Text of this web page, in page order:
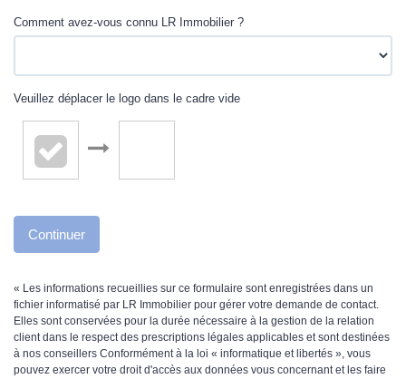
Comment avez-vous connu LR Immobilier ?
Veuillez déplacer le logo dans le cadre vide
Continuer
« Les informations recueillies sur ce formulaire sont enregistrées dans un
fichier informatisé par LR Immobilier pour gérer votre demande de contact.
Elles sont conservées pour la durée nécessaire à la gestion de la relation
client dans le respect des prescriptions légales applicables et sont destinées
à nos conseillers Conformément à la loi « informatique et libertés », vous
pouvez exercer votre droit d'accès aux données vous concernant et les faire